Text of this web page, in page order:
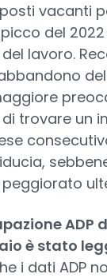
vacanti
picco del
lavoro.
trovare un
ADP
è stato
i dati ADP